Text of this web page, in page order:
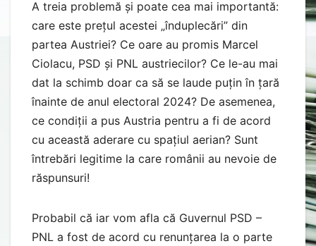
A treia problemă și poate cea mai importantă:
care este prețul acestei „înduplecări” din
partea Austriei? Ce oare au promis Marcel
Ciolacu, PSD și PNL austriecilor? Ce le-au mai
dat la schimb doar ca să se laude puțin în țară
înainte de anul electoral 2024? De asemenea,
ce condiții a pus Austria pentru a fi de acord
cu această aderare cu spațiul aerian? Sunt
întrebări legitime la care românii au nevoie de
răspunsuri!
Probabil că iar vom afla că Guvernul PSD –
PNL a fost de acord cu renunțarea la o parte